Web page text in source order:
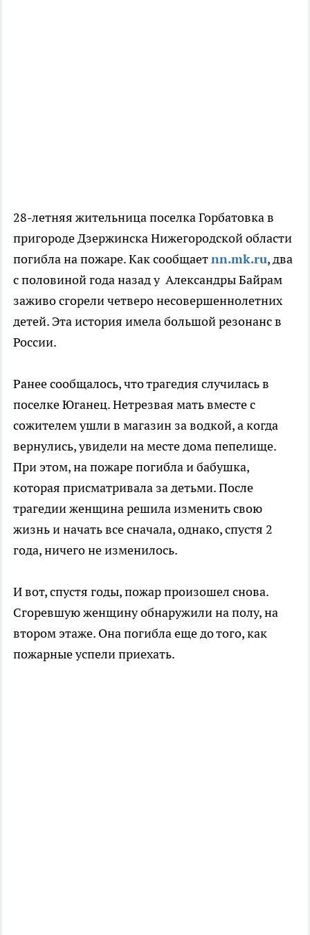
28-летняя жительница поселка Горбатовка в
пригороде Дзержинска Нижегородской области
погибла на пожаре. Как сообщаетnn.mk.ru, два
с половиной года назад у Александры Байрам
заживо сгорели четверо несовершеннолетних
детей. Эта история имела большой резонанс в
России.
Ранее сообщалось, что трагедия случилась в
поселке Юганец. Нетрезвая мать вместе с
сожителем ушли в магазин за водкой, а когда
вернулись, увидели на месте дома пепелище.
При этом, на пожаре погибла и бабушка,
которая присматривала за детьми. После
трагедии женщина решила изменить свою
жизнь и начать все сначала, однако, спустя 2
года, ничего не изменилось.
И вот, спустя годы, пожар произошел снова.
Сгоревшую женщину обнаружили на полу, на
втором этаже. Она погибла еще до того, как
пожарные успели приехать.